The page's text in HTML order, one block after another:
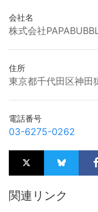
会社名
株式会社
住所
東京都千代田区神
電話番号
03-6275-0262
関連リンク